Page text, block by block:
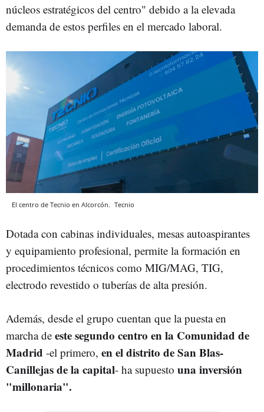
núcleos estratégicos del centro" debido a la elevada
demanda de estos perfiles en el mercado laboral.
El centro de Tecnio en Alcorcón. Tecnio
Dotada con cabinas individuales, mesas autoaspirantes
y equipamiento profesional, permite la formación en
procedimientos técnicos como MIG/MAG, TIG,
electrodo revestido o tuberías de alta presión.
Además, desde el grupo cuentan que la puesta en
marcha de este segundo centro en la Comunidad de
Madrid -el primero, en el distrito de San Blas-
Canillejas de la capital- ha supuesto una inversión
"millonaria".